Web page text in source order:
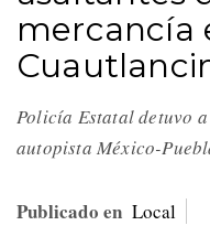
mercancía
Policía Estatal detuvo
autopista México-
Publicado en Local